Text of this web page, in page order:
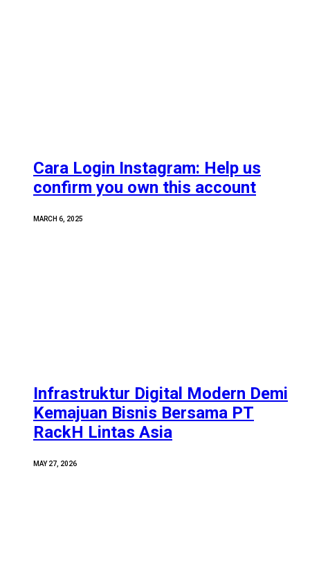
Cara Login Instagram: Help us
confirm you own this account
MARCH 6, 2025
Infrastruktur Digital Modern Demi
Kemajuan Bisnis Bersama PT
RackH Lintas Asia
MAY 27, 2026